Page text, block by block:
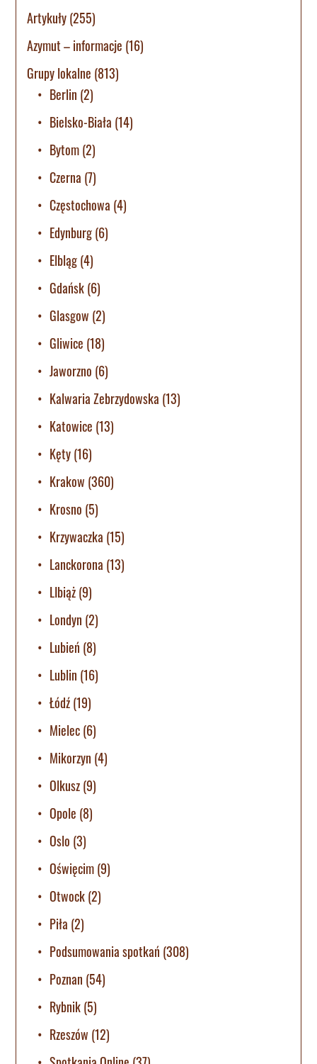
Artykuły(255)
Azymut – informacje (16)
Grupy lokalne (813)
Berlin (2)
Bielsko-Biała (14)
Bytom(2)
Czerna (7)
Częstochowa (4)
Edynburg(6)
Elbląg(4)
Gdańsk(6)
Glasgow (2)
Gliwice (18)
Jaworzno (6)
Kalwaria Zebrzydowska (13)
Katowice (13)
Kęty(16)
Krakow (360)
Krosno (5)
Krzywaczka (15)
Lanckorona (13)
LIbiąż(9)
Londyn (2)
Lubień (8)
Lublin (16)
Łódź(19)
Mielec(6)
Mikorzyn (4)
Olkusz(9)
Opole (8)
Oslo (3)
Oświęcim(9)
Otwock(2)
Piła (2)
Podsumowania spotkań (308)
Poznan (54)
Rybnik(5)
Rzeszów (12)